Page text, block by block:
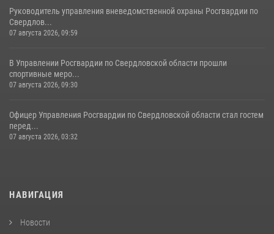
Руководитель управления вневедомственной охраны Росгвардии по
Свердлов...
07 августа 2026, 09:59
В Управлении Росгвардии по Свердловской области прошли
спортивные меро...
07 августа 2026, 09:30
Офицер Управления Росгвардии по Свердловской области стал гостем
перед...
07 августа 2026, 03:32
НАВИГАЦИЯ
Новости